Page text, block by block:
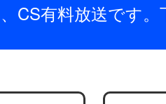
CS有料放送です